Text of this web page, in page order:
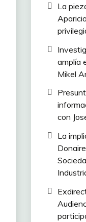
La
amplía
Mikel
con
La